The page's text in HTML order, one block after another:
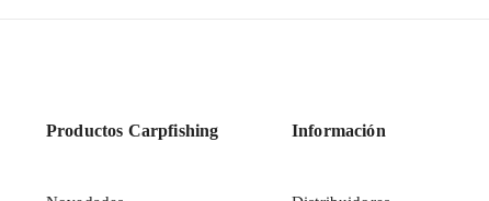
Productos Carpfishing Información